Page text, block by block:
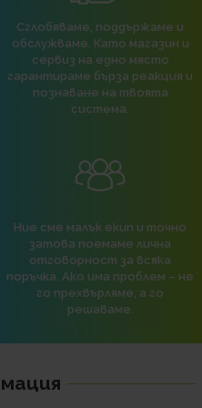
Сглобяваме, поддържаме и
обслужваме. Като магазин и
сервиз на едно място
гарантираме бърза реакция и
познаване на твоята
система.
Ние сме малък екип и точно
затова поемаме лична
отговорност за всяка
поръчка. Ако има проблем – не
го прехвърляме, а го
решаваме.